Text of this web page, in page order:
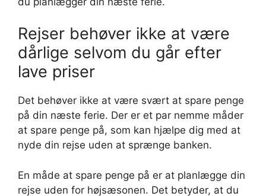
Rejser behøver ikke at være
dårlige selvom du går efter
lave priser
Det behøver ikke at være svært at spare penge
på din næste ferie. Der er et par nemme måder
at spare penge på, som kan hjælpe dig med at
nyde din rejse uden at sprænge banken.
En måde at spare penge på er at planlægge din
rejse uden for højsæsonen. Det betyder, at du